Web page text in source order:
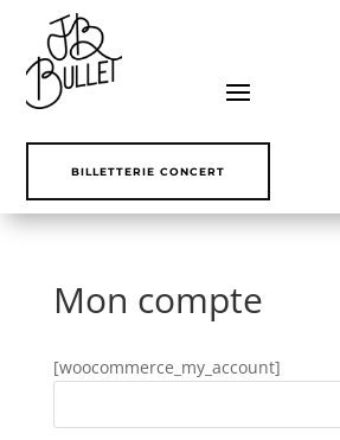
BILLETTERIE CONCERT
Mon compte
[woocommerce_my_account]